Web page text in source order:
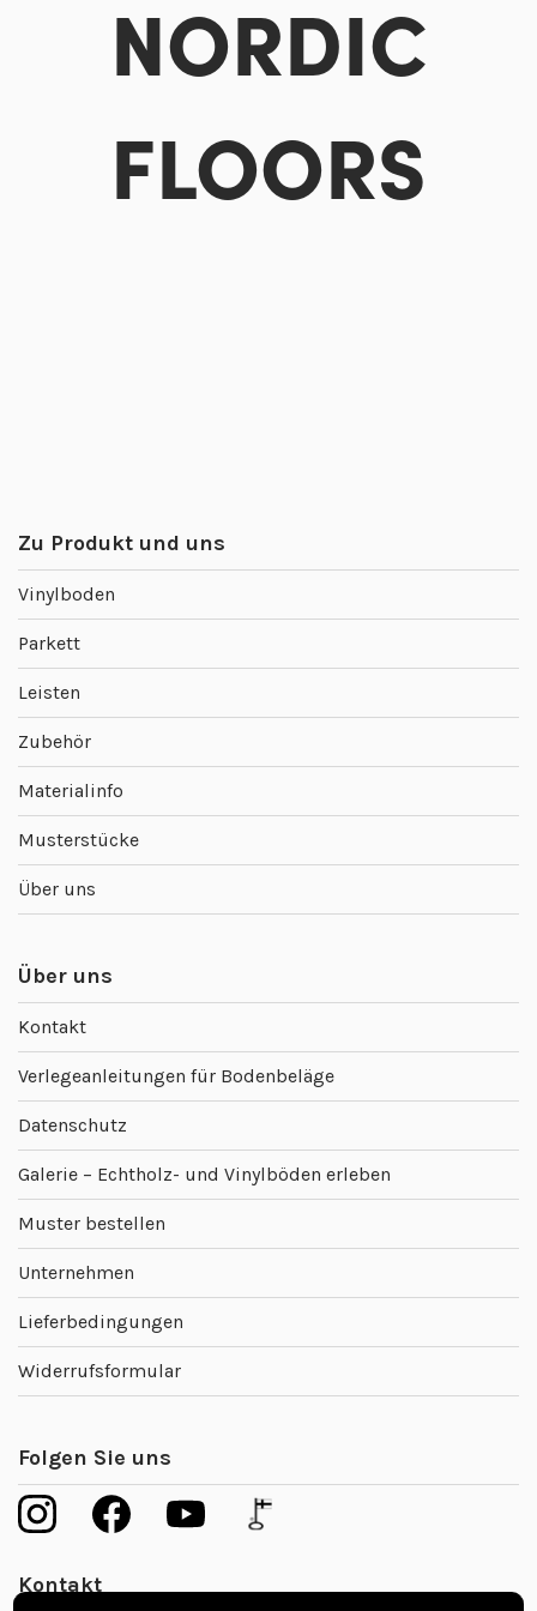
NORDIC
FLOORS
Zu Produkt und uns
Vinylboden
Parkett
Leisten
Zubehör
Materialinfo
Musterstücke
Über uns
Über uns
Kontakt
Verlegeanleitungen für Bodenbeläge
Datenschutz
Galerie – Echtholz- und Vinylböden erleben
Muster bestellen
Unternehmen
Lieferbedingungen
Widerrufsformular
Folgen Sie uns
Kontakt